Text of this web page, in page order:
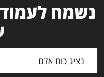
נשמח
נציג כוח אדם